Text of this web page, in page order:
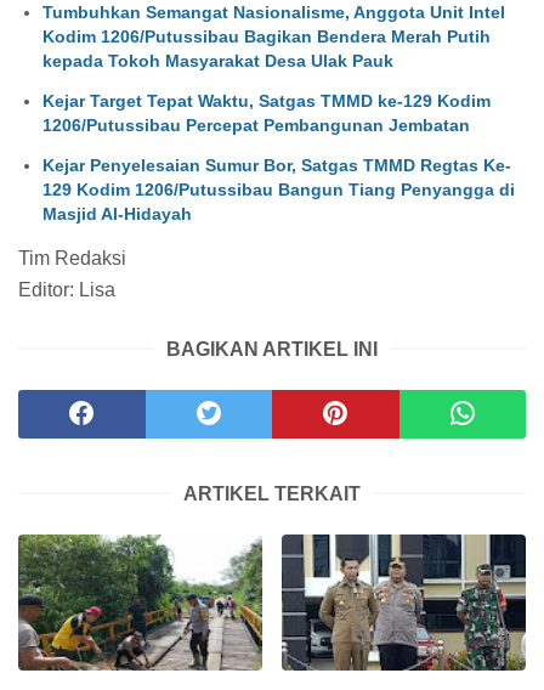
Tumbuhkan Semangat Nasionalisme, Anggota Unit Intel
Kodim 1206/Putussibau Bagikan Bendera Merah Putih
kepada Tokoh Masyarakat Desa Ulak Pauk
Kejar Target Tepat Waktu, Satgas TMMD ke-129 Kodim
1206/Putussibau Percepat Pembangunan Jembatan
Kejar Penyelesaian Sumur Bor, Satgas TMMD Regtas Ke-
129 Kodim 1206/Putussibau Bangun Tiang Penyangga di
Masjid Al-Hidayah
Tim Redaksi
Editor: Lisa
BAGIKAN ARTIKEL INI
ARTIKEL TERKAIT